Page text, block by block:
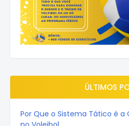
ÚLTIMOS
Por Que o Sistema Tático é a